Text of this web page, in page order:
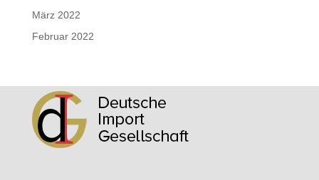
März 2022
Februar 2022